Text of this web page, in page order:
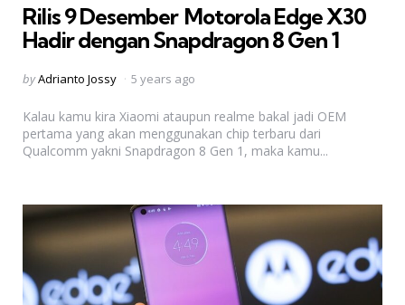
Rilis 9 Desember  Motorola Edge X30
Hadir dengan Snapdragon 8 Gen 1
Posted
byAdrianto Jossy 5 years ago
Kalau kamu kira Xiaomi ataupun realme bakal jadi OEM
pertama yang akan menggunakan chip terbaru dari
Qualcomm yakni Snapdragon 8 Gen 1, maka kamu...